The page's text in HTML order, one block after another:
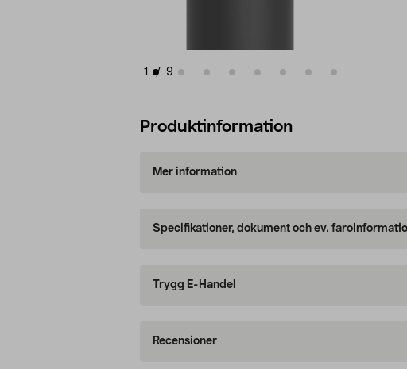
1 / 9
Produktinformation
Mer information
Specifikationer, dokument och ev.
Trygg E-Handel
Recensioner